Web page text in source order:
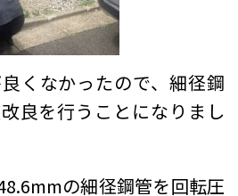
くなかったので、細径鋼
良を行うことになりまし
の細径鋼管を回転圧